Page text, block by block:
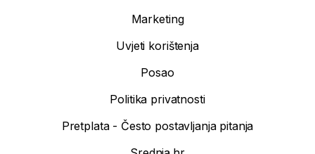
Marketing
Uvjeti korištenja
Posao
Politika privatnosti
Pretplata - Često postavljanja pitanja